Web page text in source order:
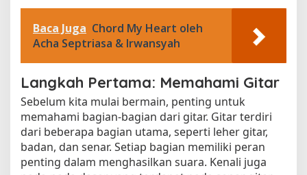
Baca Juga Chord My Heart oleh
Acha Septriasa & Irwansyah
Langkah Pertama: Memahami Gitar
Sebelum kita mulai bermain, penting untuk
memahami bagian-bagian dari gitar. Gitar terdiri
dari beberapa bagian utama, seperti leher gitar,
badan, dan senar. Setiap bagian memiliki peran
penting dalam menghasilkan suara. Kenali juga